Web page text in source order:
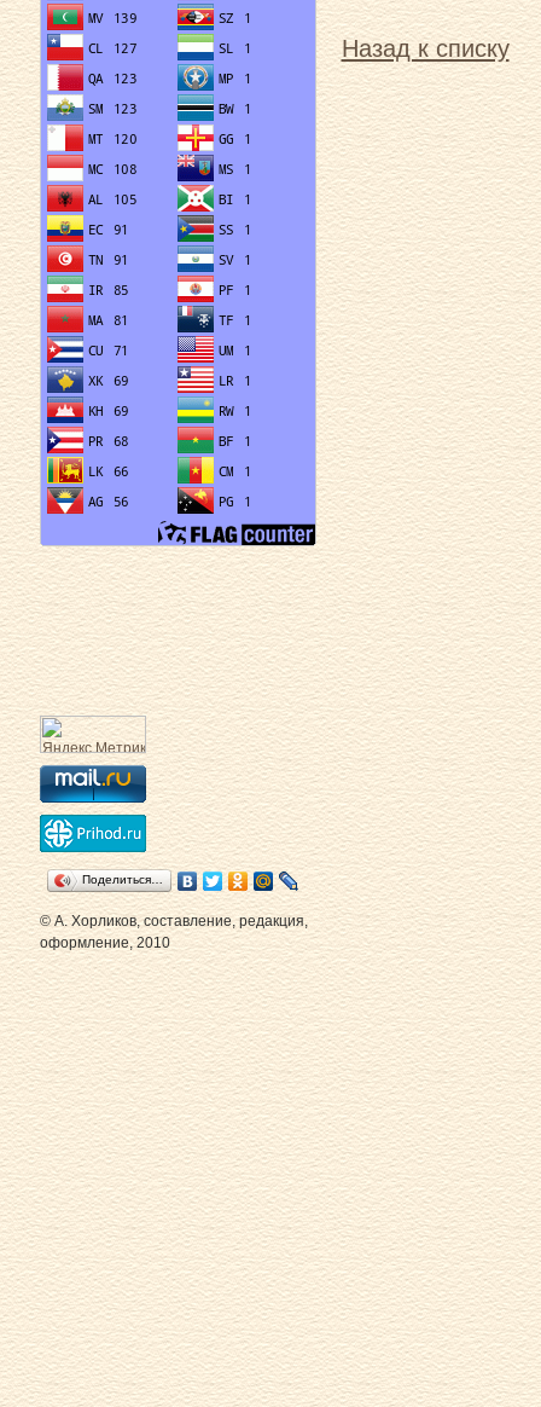
Назад к списку
Поделиться…
© А. Хорликов, составление, редакция,
оформление, 2010